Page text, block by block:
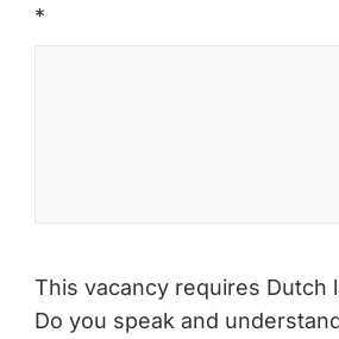
*
This vacancy requires Dutch
Do you speak and